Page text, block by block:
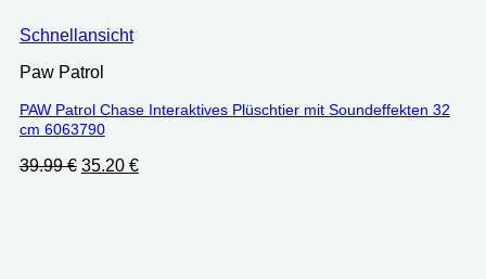
Schnellansicht
Paw Patrol
PAW Patrol Chase Interaktives Plüschtier mit Soundeffekten 32
cm ‎‎‎6063790
39.99€ Ursprünglicher
35.20 €Aktueller